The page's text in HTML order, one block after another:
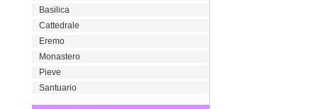
Basilica
Cattedrale
Eremo
Monastero
Pieve
Santuario